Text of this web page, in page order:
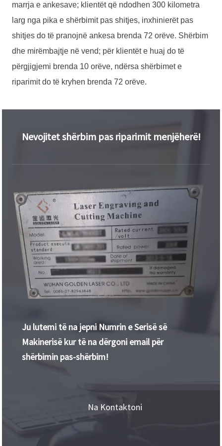
marrja e ankesave; klientët që ndodhen 300 kilometra
larg nga pika e shërbimit pas shitjes, inxhinierët pas
shitjes do të pranojnë ankesa brenda 72 orëve. Shërbim
dhe mirëmbajtje në vend; për klientët e huaj do të
përgjigjemi brenda 10 orëve, ndërsa shërbimet e
riparimit do të kryhen brenda 72 orëve.
Nevojitet shërbim pas riparimit menjëherë!
Ju lutemi të na jepni Numrin e Serisë së
Makinerisë kur të na dërgoni email për
shërbimin pas-shërbim!
Na Kontaktoni